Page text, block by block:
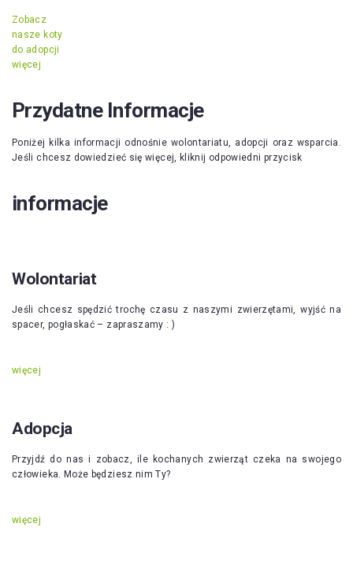
Zobacz
nasze koty
do adopcji
więcej
Przydatne Informacje
Poniżej kilka informacji odnośnie wolontariatu, adopcji oraz wsparcia.
Jeśli chcesz dowiedzieć się więcej, kliknij odpowiedni przycisk
informacje
Wolontariat
Jeśli chcesz spędzić trochę czasu z naszymi zwierzętami, wyjść na
spacer, pogłaskać – zapraszamy : )
więcej
Adopcja
Przyjdź do nas i zobacz, ile kochanych zwierząt czeka na swojego
człowieka. Może będziesz nim Ty?
więcej